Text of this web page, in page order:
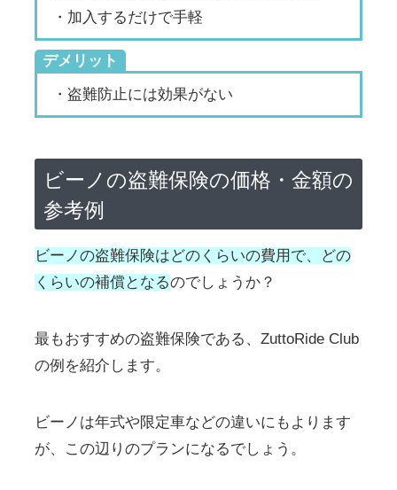
・加入するだけで手軽
デメリット
・盗難防止には効果がない
ビーノの盗難保険の価格・金額の
参考例
ビーノの盗難保険はどのくらいの費用で、どの
くらいの補償となるのでしょうか？
最もおすすめの盗難保険である、ZuttoRide Club
の例を紹介します。
ビーノは年式や限定車などの違いにもよります
が、この辺りのプランになるでしょう。